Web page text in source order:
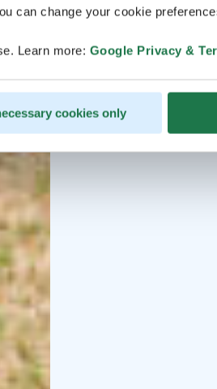
can change your cookie
Learn more: Google Privacy &
cookies only